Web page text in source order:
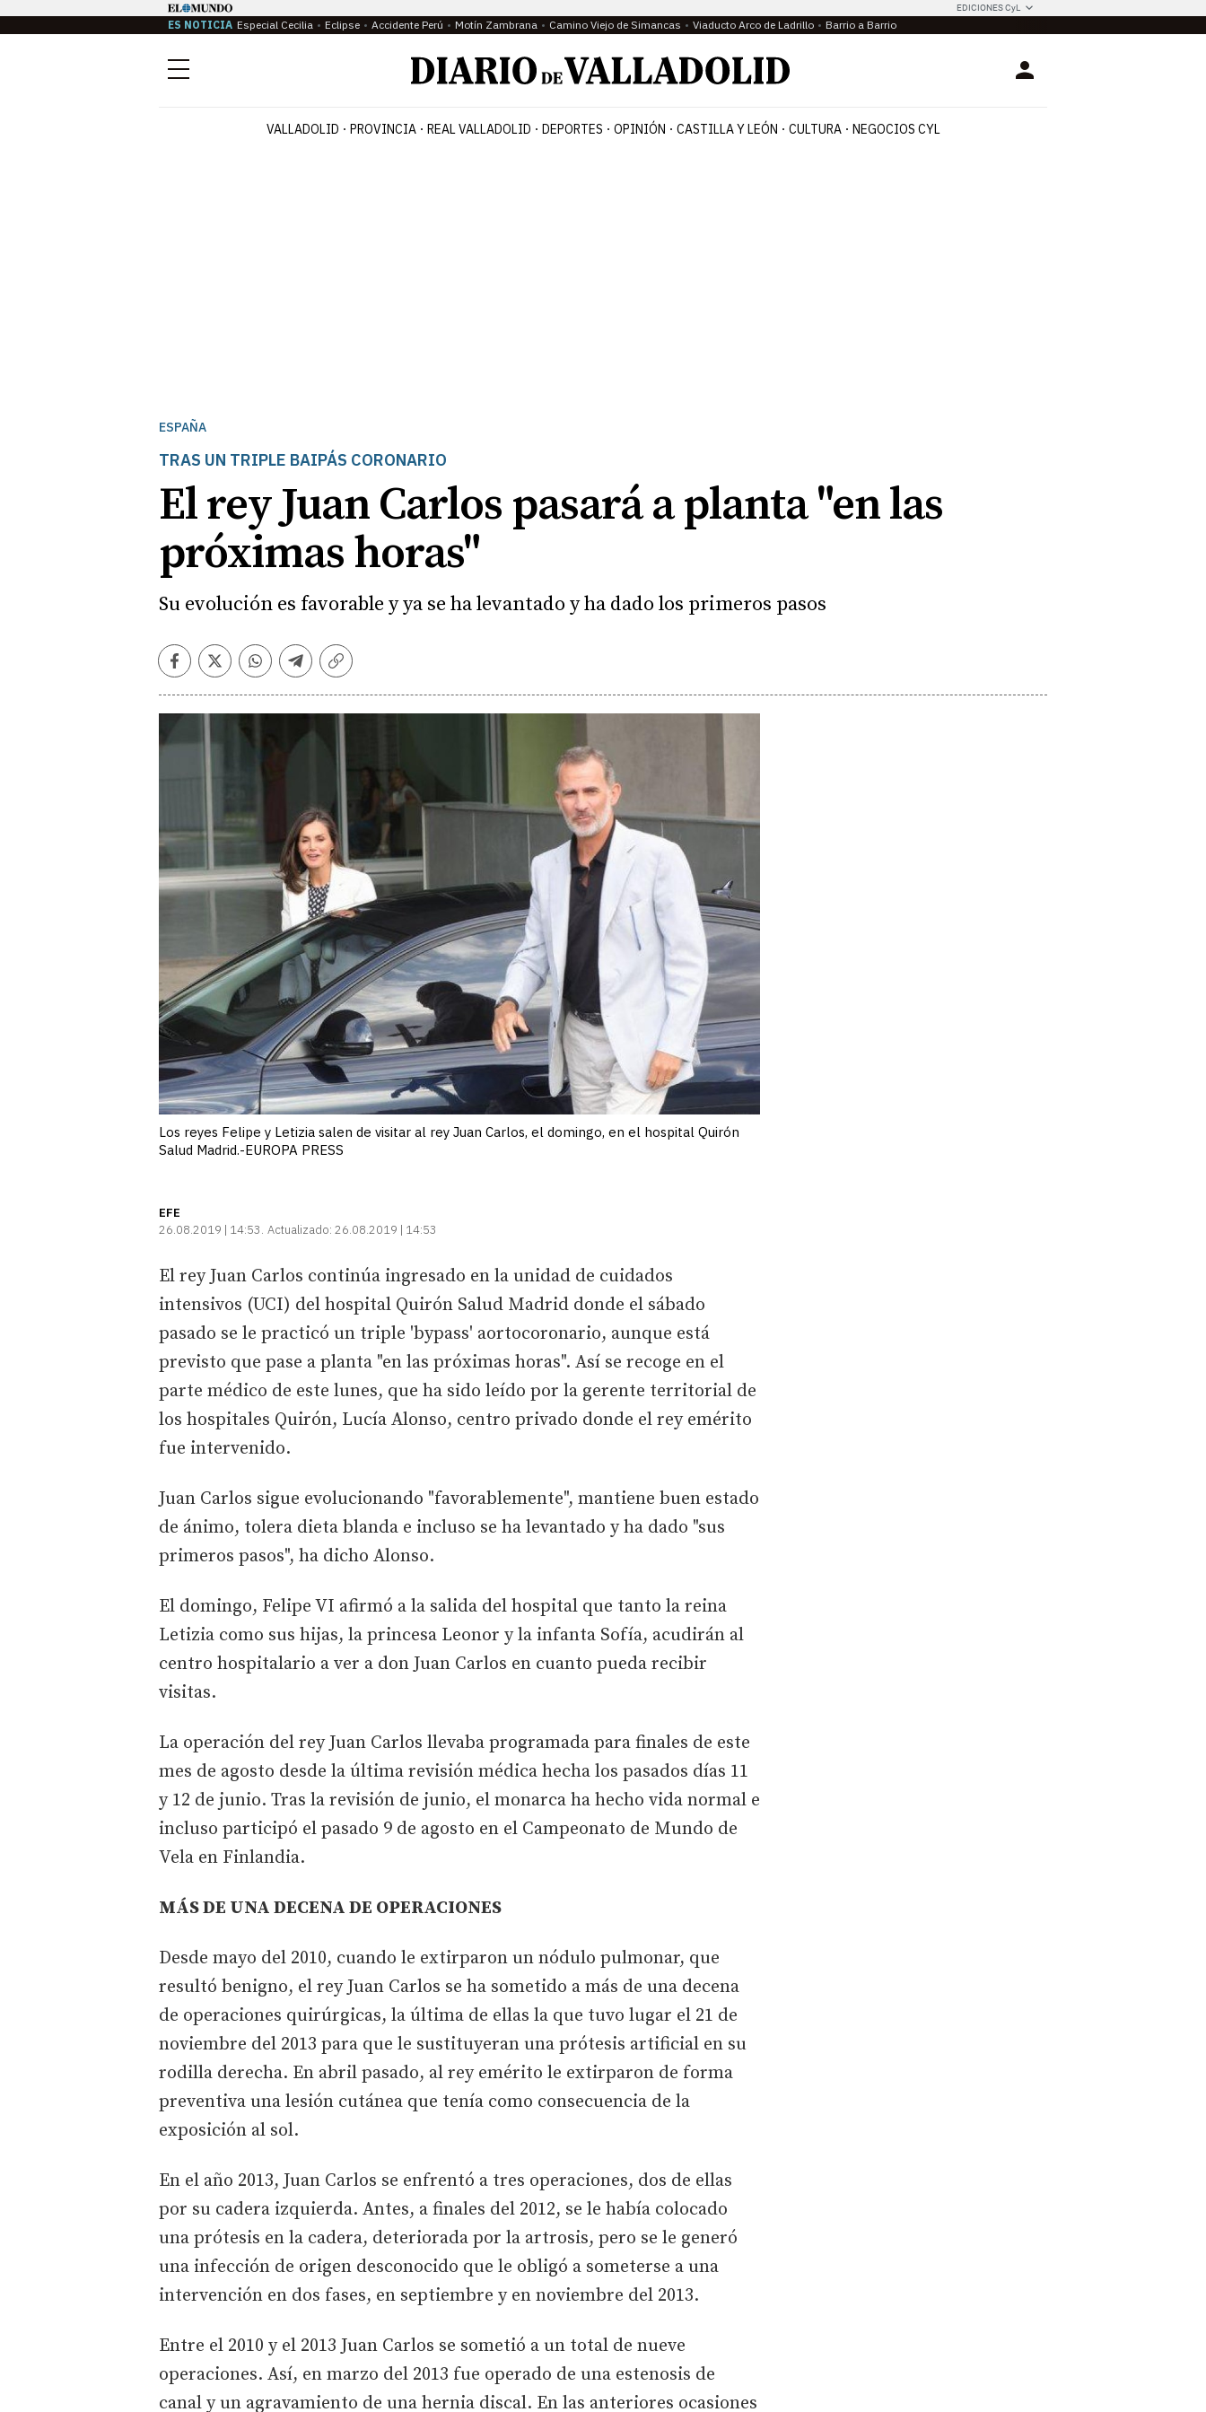
EDICIONES CyL
ES NOTICIA Especial Cecilia Eclipse Accidente Perú Motín Zambrana Camino Viejo de Simancas Viaducto Arco de Ladrillo Barrio a Barrio
Menú Login
VALLADOLID PROVINCIA REAL VALLADOLID DEPORTES OPINIÓN CASTILLA Y LEÓN CULTURA NEGOCIOS CYL
ESPAÑA
TRAS UN TRIPLE BAIPÁS CORONARIO
El rey Juan Carlos pasará a planta "en las
próximas horas"
Su evolución es favorable y ya se ha levantado y ha dado los primeros pasos
Facebook
TwitterWhatsapp
Telegram
Copiar
Los reyes Felipe y Letizia salen de visitar al rey Juan Carlos, el domingo, en el hospital Quirón
Salud Madrid.-EUROPA PRESS
EFE
26.08.2019 | 14:53 Actualizado: 26.08.2019 | 14:53
El rey Juan Carlos continúa ingresado en la unidad de cuidados
intensivos (UCI) del hospital Quirón Salud Madrid donde el sábado
pasado se le practicó un triple 'bypass' aortocoronario, aunque está
previsto que pase a planta "en las próximas horas". Así se recoge en el
parte médico de este lunes, que ha sido leído por la gerente territorial de
los hospitales Quirón, Lucía Alonso, centro privado donde el rey emérito
fue intervenido.
Juan Carlos sigue evolucionando "favorablemente", mantiene buen estado
de ánimo, tolera dieta blanda e incluso se ha levantado y ha dado "sus
primeros pasos", ha dicho Alonso.
El domingo, Felipe VI afirmó a la salida del hospital que tanto la reina
Letizia como sus hijas, la princesa Leonor y la infanta Sofía, acudirán al
centro hospitalario a ver a don Juan Carlos en cuanto pueda recibir
visitas.
La operación del rey Juan Carlos llevaba programada para finales de este
mes de agosto desde la última revisión médica hecha los pasados días 11
y 12 de junio. Tras la revisión de junio, el monarca ha hecho vida normal e
incluso participó el pasado 9 de agosto en el Campeonato de Mundo de
Vela en Finlandia.
MÁS DE UNA DECENA DE OPERACIONES
Desde mayo del 2010, cuando le extirparon un nódulo pulmonar, que
resultó benigno, el rey Juan Carlos se ha sometido a más de una decena
de operaciones quirúrgicas, la última de ellas la que tuvo lugar el 21 de
noviembre del 2013 para que le sustituyeran una prótesis artificial en su
rodilla derecha. En abril pasado, al rey emérito le extirparon de forma
preventiva una lesión cutánea que tenía como consecuencia de la
exposición al sol.
En el año 2013, Juan Carlos se enfrentó a tres operaciones, dos de ellas
por su cadera izquierda. Antes, a finales del 2012, se le había colocado
una prótesis en la cadera, deteriorada por la artrosis, pero se le generó
una infección de origen desconocido que le obligó a someterse a una
intervención en dos fases, en septiembre y en noviembre del 2013.
Entre el 2010 y el 2013 Juan Carlos se sometió a un total de nueve
operaciones. Así, en marzo del 2013 fue operado de una estenosis de
canal y un agravamiento de una hernia discal. En las anteriores ocasiones